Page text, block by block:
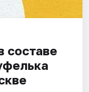
составе